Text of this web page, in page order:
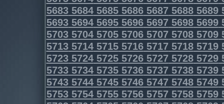
5683568456855686568756885689
5693569456955696569756985699
5703570457055706570757085709
5713571457155716571757185719
5723572457255726572757285729
5733573457355736573757385739
5743574457455746574757485749
5753575457555756575757585759